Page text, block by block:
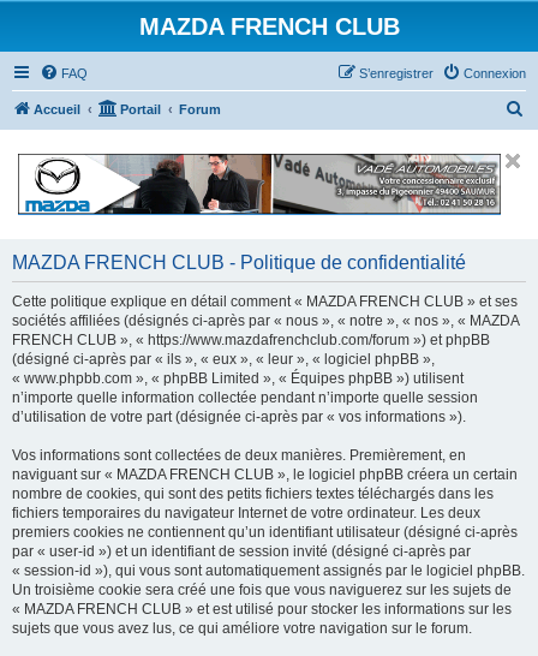
MAZDA FRENCH CLUB
FAQ Connexion
S’enregistrer
Accueil Portail Forum
c
MAZDA FRENCH CLUB - Politique de confidentialité
Cette politique explique en détail comment « MAZDA FRENCH CLUB » et ses
sociétés affiliées (désignés ci-après par « nous », « notre », « nos », « MAZDA
FRENCH CLUB », « https://www.mazdafrenchclub.com/forum ») et phpBB
(désigné ci-après par « ils », « eux », « leur », « logiciel phpBB »,
« www.phpbb.com », « phpBB Limited », « Équipes phpBB ») utilisent
n’importe quelle information collectée pendant n’importe quelle session
d’utilisation de votre part (désignée ci-après par « vos informations »).
Vos informations sont collectées de deux manières. Premièrement, en
naviguant sur « MAZDA FRENCH CLUB », le logiciel phpBB créera un certain
nombre de cookies, qui sont des petits fichiers textes téléchargés dans les
fichiers temporaires du navigateur Internet de votre ordinateur. Les deux
premiers cookies ne contiennent qu’un identifiant utilisateur (désigné ci-après
par « user-id ») et un identifiant de session invité (désigné ci-après par
« session-id »), qui vous sont automatiquement assignés par le logiciel phpBB.
Un troisième cookie sera créé une fois que vous naviguerez sur les sujets de
« MAZDA FRENCH CLUB » et est utilisé pour stocker les informations sur les
sujets que vous avez lus, ce qui améliore votre navigation sur le forum.